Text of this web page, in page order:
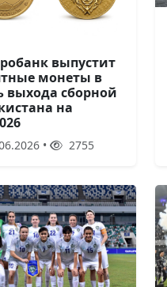
выпустит
монеты в
выхода сборной
на
• 2755